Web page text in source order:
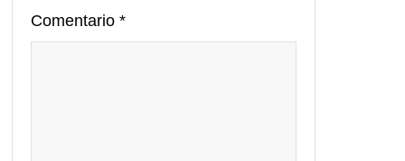
Comentario *